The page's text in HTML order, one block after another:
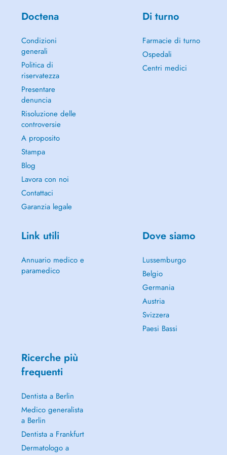
Doctena
Condizioni
generali
Politica di
riservatezza
Presentare
denuncia
Risoluzione delle
controversie
A proposito
Stampa
Blog
Lavora con noi
Contattaci
Garanzia legale
Di turno
Farmacie di turno
Ospedali
Centri medici
Link utili
Annuario medico e
paramedico
Dove siamo
Lussemburgo
Belgio
Germania
Austria
Svizzera
Paesi Bassi
Ricerche più
frequenti
Dentista a Berlin
Medico generalista
a Berlin
Dentista a Frankfurt
Dermatologo a